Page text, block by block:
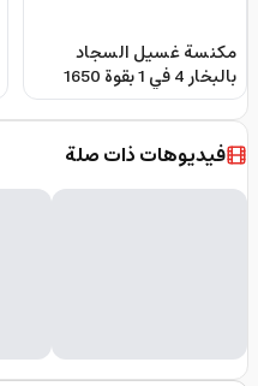
مكنسة غسيل السجاد
بالبخار 4 في 1 بقوة 1650
واط دي سي بي بروفيشنال
DSP 4‑in‑1 Steam Spot
Cleaner 1650W
فيديوهات ذات صلة